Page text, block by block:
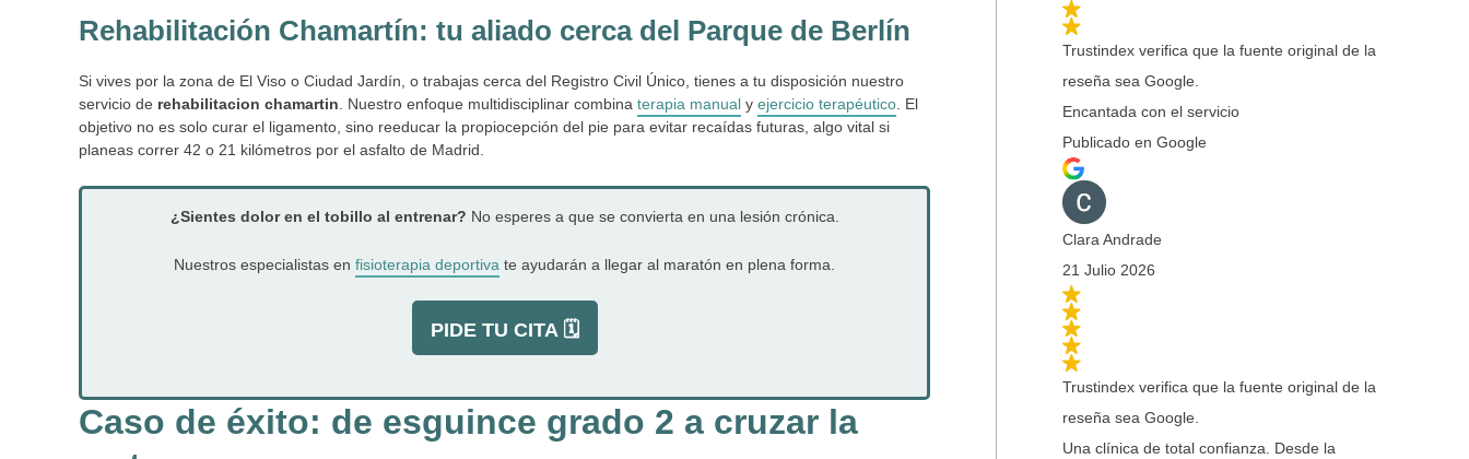
Rehabilitación Chamartín: tu aliado cerca del Parque de Berlín
Si vives por la zona de El Viso o Ciudad Jardín, o trabajas cerca del Registro Civil Único, tienes a tu disposición nuestro
servicio de rehabilitacion chamartin . Nuestro enfoque multidisciplinar combina terapia manual y ejercicio terapéutico . El
objetivo no es solo curar el ligamento, sino reeducar la propiocepción del pie para evitar recaídas futuras, algo vital si
planeas correr 42 o 21 kilómetros por el asfalto de Madrid.
¿Sientes dolor en el tobillo al entrenar? No esperes a que se convierta en una lesión crónica.
Nuestros especialistas en fisioterapia deportiva te ayudarán a llegar al maratón en plena forma.
PIDE TU CITA 🗓️
Caso de éxito: de esguince grado 2 a cruzar la
Trustindex verifica que la fuente original de la
reseña sea Google.
Encantada con el servicio
Publicado en Google
Clara Andrade
21 Julio 2026
Trustindex verifica que la fuente original de la
reseña sea Google.
Una clínica de total confianza. Desde la